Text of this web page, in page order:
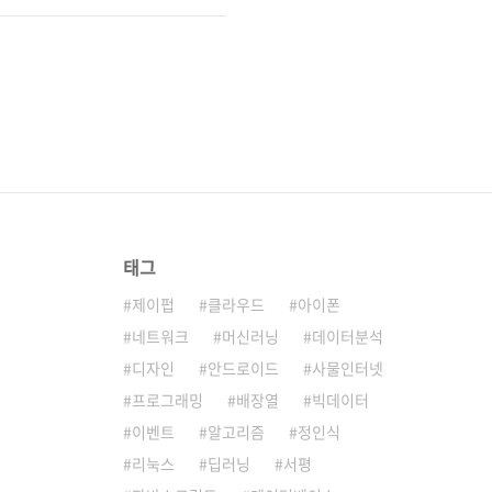
태그
제이펍 클라우드
아이폰
네트워크
머신러닝
데이터분석
디자인
안드로이드
사물인터넷
프로그래밍
배장열
빅데이터
이벤트
알고리즘
정인식
리눅스
딥러닝
서평